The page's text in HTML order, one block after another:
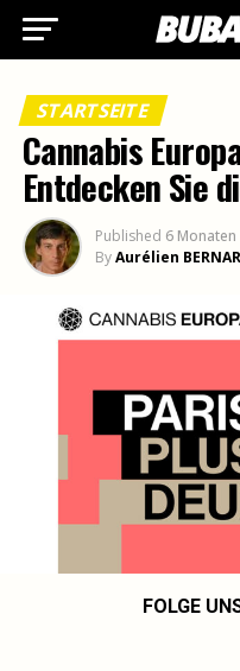
STARTSEITE
Cannabis
Entdecken Sie
Published 6
ByAurélien
FOLGE